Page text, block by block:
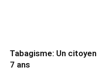
Tabagisme: Un
7 ans